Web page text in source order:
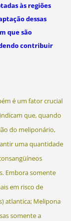
às regiões
dessas
que são
contribuir
é um fator crucial
que, quando
do meliponário,
uma quantidade
Embora somente
em risco de
atlantica; Melipona
somente a